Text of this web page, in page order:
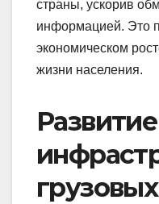
страны, ускорив
информацией. Это
экономическом
жизни населения.
Развитие